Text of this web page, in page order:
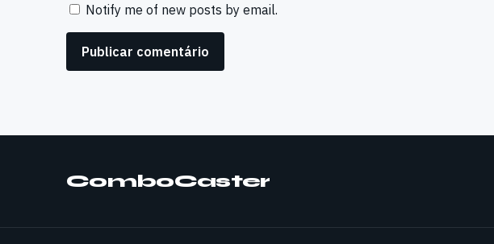
Notify me of new posts by email.
ComboCaster